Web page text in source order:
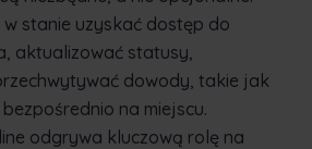
w stanie uzyskać dostęp do
aktualizować statusy,
dowody, takie jak
na miejscu.
odgrywa kluczową rolę na